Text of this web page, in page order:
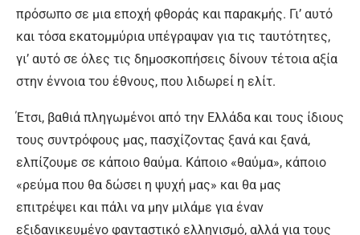
πρόσωπο σε μια εποχή φθοράς και παρακμής. Γι’ αυτό
και τόσα εκατομμύρια υπέγραψαν για τις ταυτότητες,
γι’ αυτό σε όλες τις δημοσκοπήσεις δίνουν τέτοια αξία
στην έννοια του έθνους, που λιδωρεί η ελίτ.
Έτσι, βαθιά πληγωμένοι από την Ελλάδα και τους ίδιους
τους συντρόφους μας, πασχίζοντας ξανά και ξανά,
ελπίζουμε σε κάποιο θαύμα. Κάποιο «θαύμα», κάποιο
«ρεύμα που θα δώσει η ψυχή μας» και θα μας
επιτρέψει και πάλι να μην μιλάμε για έναν
εξιδανικευμένο φανταστικό ελληνισμό, αλλά για τους